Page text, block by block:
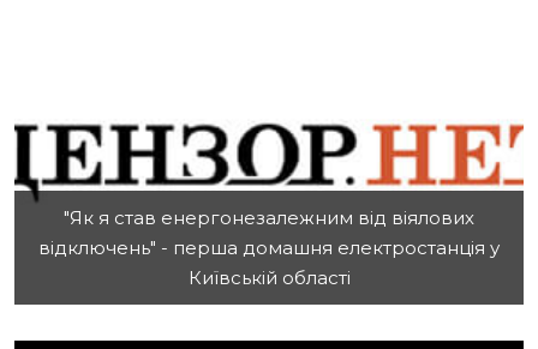
"Як я став енергонезалежним від віялових
відключень" - перша домашня електростанція у
Київській області